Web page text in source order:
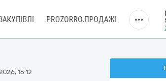
PROZORRO.ПРОДАЖІ
16:12